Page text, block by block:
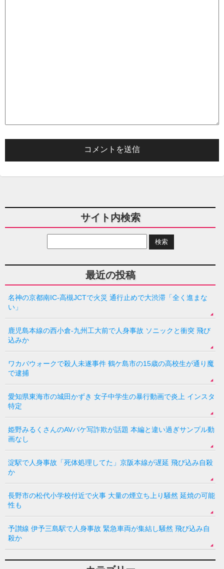
サイト内検索
最近の投稿
名神の京都南IC-高槻JCTで火災 通行止めで大渋滞「全く進まな
い」
鹿児島本線の西小倉-九州工大前で人身事故 ソニックと衝突 飛び
込みか
ワカバウォークで殺人未遂事件 鶴ケ島市の15歳の高校生が通り魔
で逮捕
愛知県東海市の城田かずき 女子中学生の暴行動画で炎上 インスタ
特定
姫野みるくさんのAVパケ写詐欺が話題 本編と違い過ぎサンプル動
画なし
淀駅で人身事故「死体処理してた」京阪本線が遅延 飛び込み自殺
か
長野市の松代小学校付近で火事 大量の煙立ち上り騒然 延焼の可能
性も
予讃線 伊予三島駅で人身事故 緊急車両が集結し騒然 飛び込み自
殺か